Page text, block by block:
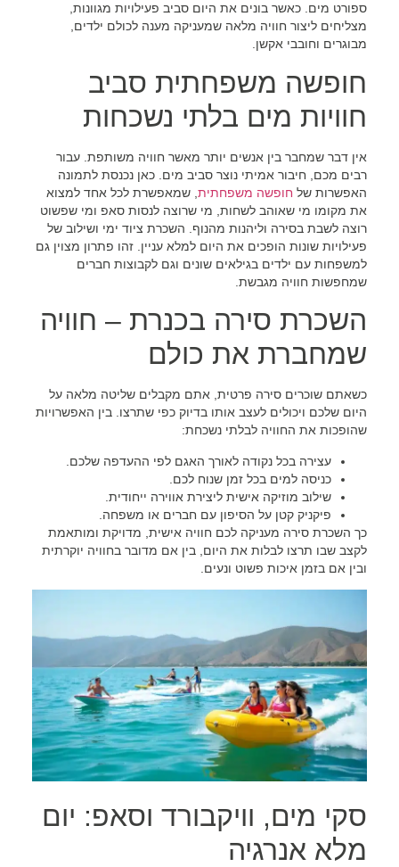
ספורט מים. כאשר בונים את היום סביב פעילויות מגוונות,
מצליחים ליצור חוויה מלאה שמעניקה מענה לכולם ילדים,
מבוגרים וחובבי אקשן.
חופשה משפחתית סביב
חוויות מים בלתי נשכחות
אין דבר שמחבר בין אנשים יותר מאשר חוויה משותפת. עבור
רבים מכם, חיבור אמיתי נוצר סביב מים. כאן נכנסת לתמונה
האפשרות של חופשה משפחתית, שמאפשרת לכל אחד למצוא
את מקומו מי שאוהב לשחות, מי שרוצה לנסות סאפ ומי שפשוט
רוצה לשבת בסירה וליהנות מהנוף. השכרת ציוד ימי ושילוב של
פעילויות שונות הופכים את היום למלא עניין. זהו פתרון מצוין גם
למשפחות עם ילדים בגילאים שונים וגם לקבוצות חברים
שמחפשות חוויה מגבשת.
השכרת סירה בכנרת – חוויה
שמחברת את כולם
כשאתם שוכרים סירה פרטית, אתם מקבלים שליטה מלאה על
היום שלכם ויכולים לעצב אותו בדיוק כפי שתרצו. בין האפשרויות
שהופכות את החוויה לבלתי נשכחת:
עצירה בכל נקודה לאורך האגם לפי ההעדפה שלכם.
כניסה למים בכל זמן שנוח לכם.
שילוב מוזיקה אישית ליצירת אווירה ייחודית.
פיקניק קטן על הסיפון עם חברים או משפחה.
כך השכרת סירה מעניקה לכם חוויה אישית, מדויקת ומותאמת
לקצב שבו תרצו לבלות את היום, בין אם מדובר בחוויה יוקרתית
ובין אם בזמן איכות פשוט ונעים.
סקי מים, וויקבורד וסאפ: יום
מלא אנרגיה